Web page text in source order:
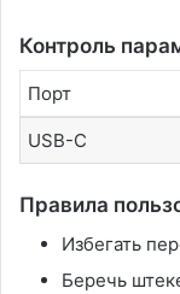
Контроль
Порт
USB-C
Правила
Избегать
Беречь